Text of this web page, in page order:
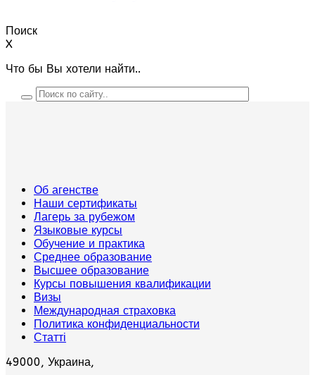
Поиск
X
Что бы Вы хотели найти..
Об агенстве
Наши сертификаты
Лагерь за рубежом
Языковые курсы
Обучение и практика
Среднее образование
Высшее образование
Курсы повышения квалификации
Визы
Международная страховка
Политика конфиденциальности
Статті
49000, Украина,